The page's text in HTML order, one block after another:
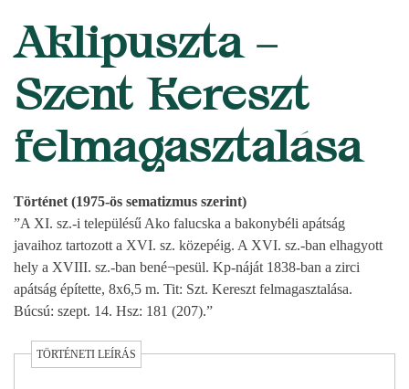
Aklipuszta –
Szent Kereszt
felmagasztalása
Történet (1975-ös sematizmus szerint)
”A XI. sz.-i településű Ako falucska a bakonybéli apátság
javaihoz tartozott a XVI. sz. közepéig. A XVI. sz.-ban elhagyott
hely a XVIII. sz.-ban bené¬pesül. Kp-náját 1838-ban a zirci
apátság építette, 8x6,5 m. Tit: Szt. Kereszt felmagasztalása.
Búcsú: szept. 14. Hsz: 181 (207).”
TÖRTÉNETI LEÍRÁS